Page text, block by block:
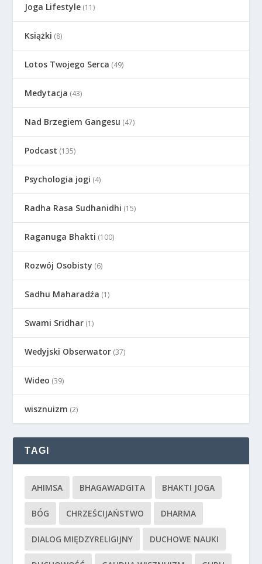
Joga Lifestyle (11)
Książki (8)
Lotos Twojego Serca (49)
Medytacja (43)
Nad Brzegiem Gangesu (47)
Podcast (135)
Psychologia jogi (4)
Radha Rasa Sudhanidhi (15)
Raganuga Bhakti (100)
Rozwój Osobisty (6)
Sadhu Maharadźa (1)
Swami Sridhar (1)
Wedyjski Obserwator (37)
Wideo (39)
wisznuizm (2)
TAGI
AHIMSA BHAGAWADGITA BHAKTI JOGA
BÓG CHRZEŚCIJAŃSTWO DHARMA
DIALOG MIĘDZYRELIGIJNY DUCHOWE NAUKI